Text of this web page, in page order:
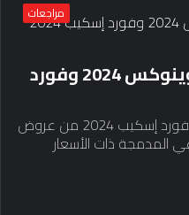
مراجعات
مقارنة بين شيفروليه اكوينوكس 2024 وفورد
تعد شيفروليه إكوينوكس 2024 وفورد إسكيب 2024 من عروض
المدمجة ذات الأسعار